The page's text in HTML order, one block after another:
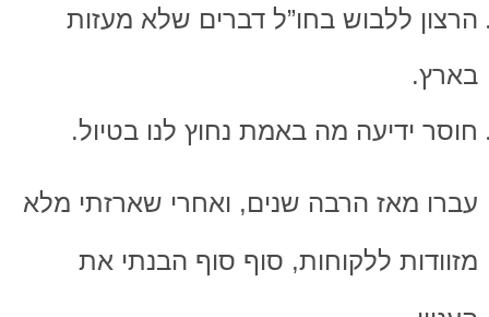
הרצון ללבוש בחו”ל דברים שלא מעזות
בארץ.
חוסר ידיעה מה באמת נחוץ לנו בטיול.
עברו מאז הרבה שנים, ואחרי שארזתי מלא
מזוודות ללקוחות, סוף סוף הבנתי את